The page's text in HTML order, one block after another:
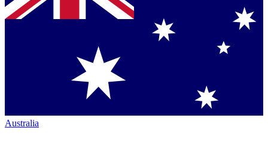
Australia